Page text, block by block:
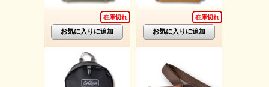
在庫切れ 在庫切れ